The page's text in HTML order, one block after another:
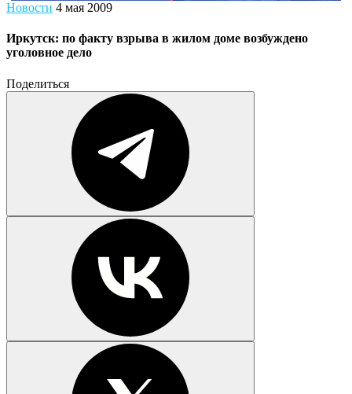
Новости 4 мая 2009
Иркутск: по факту взрыва в жилом доме возбуждено
уголовное дело
Поделиться